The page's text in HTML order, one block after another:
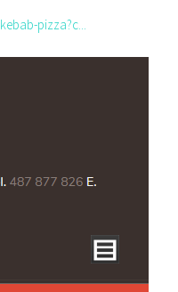
pizza?c...